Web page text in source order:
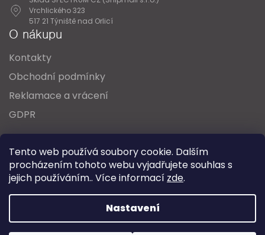
Tento web používá soubory cookie. Dalším
procházením tohoto webu vyjadřujete souhlas s
jejich používáním.. Více informací zde.
Nastavení
Vrchlického 323
517 21 Týniště nad Orlicí
O nákupu
Kontakty
Obchodní podmínky
Reklamace a vrácení
GDPR
Oblíbené série svítidel: Nordlux Alton
Nordlux Milford Nordlux Oja Nordlux Ellen
Nordlux Explore Nordlux Landon
Vytvořil Shoptet